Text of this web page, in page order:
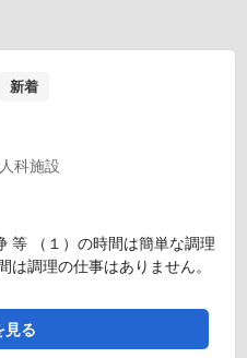
新着
科施設
等 （１）の時間は簡単な調理
調理の仕事はありません。
見る